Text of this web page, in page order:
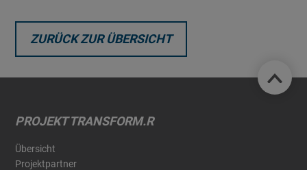
ZURÜCK ZUR ÜBERSICHT
PROJEKT TRANSFORM.R
Übersicht
Projektpartner